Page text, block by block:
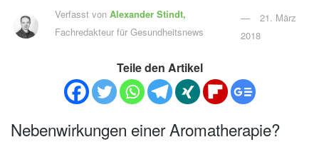
Verfasst vonAlexander Stindt,
Fachredakteur für Gesundheitsnews
21. März
2018
Teile den Artikel
Nebenwirkungen einer Aromatherapie?